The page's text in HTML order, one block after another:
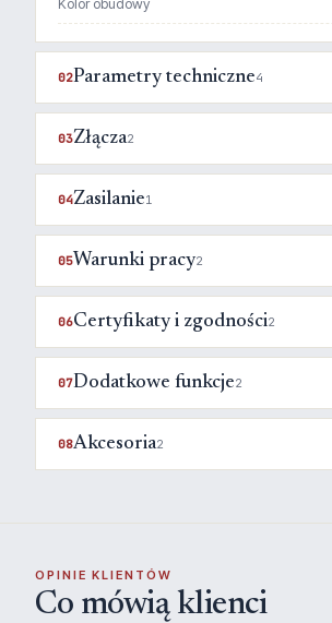
Kolor obudowy
02Parametry techniczne4
03Złącza2
04Zasilanie1
05Warunki pracy2
06Certyfikaty i zgodności2
07Dodatkowe funkcje2
08Akcesoria2
OPINIE KLIENTÓW
Co mówią klienci